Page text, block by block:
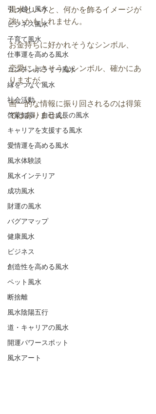
引っ越し風水
ビジネス風水
子育て風水
仕事運を高める風水
コンテンポラリー風水
縁をつなぐ風水
社会活動
啓蒙知識・自己成長の風水
キャリアを支援する風水
愛情運を高める風水
風水体験談
風水インテリア
成功風水
財運の風水
バグアマップ
健康風水
ビジネス
創造性を高める風水
ペット風水
断捨離
風水陰陽五行
道・キャリアの風水
開運パワースポット
風水アート
風水というと、何かを飾るイメージが
強いかもしれません。
お金持ちに好かれそうなシンボル、
恋愛によさそうなシンボル、確かにあ
りますが、
画一的な情報に振り回されるのは得策
ではありません。